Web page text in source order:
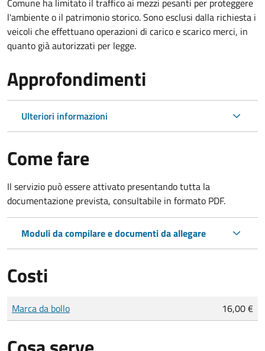
l'ambiente o il patrimonio storico. Sono esclusi dalla richiesta i
veicoli che effettuano operazioni di carico e scarico merci, in
quanto già autorizzati per legge.
Approfondimenti
Ulteriori informazioni
Come fare
Il servizio può essere attivato presentando tutta la
documentazione prevista, consultabile in formato PDF.
Moduli da compilare e documenti da allegare
Costi
Tipo di pagamento
Importo
Marca da bollo 16,00 €